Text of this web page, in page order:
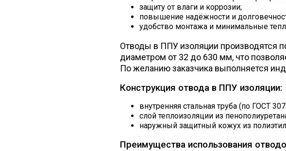
защиту от влаги и коррозии;
повышение надёжности и
удобство монтажа и минимальные
Отводы в ППУ изоляции производятся
диаметром от 32 до 630 мм, что
По желанию заказчика выполняется
Конструкция отвода в ППУ изоляции:
внутренняя стальная труба (по ГОСТ
слой теплоизоляции из
наружный защитный кожух из
Преимущества использования